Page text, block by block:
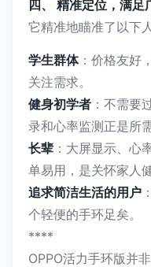
四、 精准定位，满足
它精准地瞄准了以下
学生群体：价格友好
关注需求。
健身初学者 ：不需要
录和心率监测正是所需
长辈 ：大屏显示、心
单易用，是关怀家人
追求简洁生活的用户
个轻便的手环足矣。
****
OPPO活力手环版并